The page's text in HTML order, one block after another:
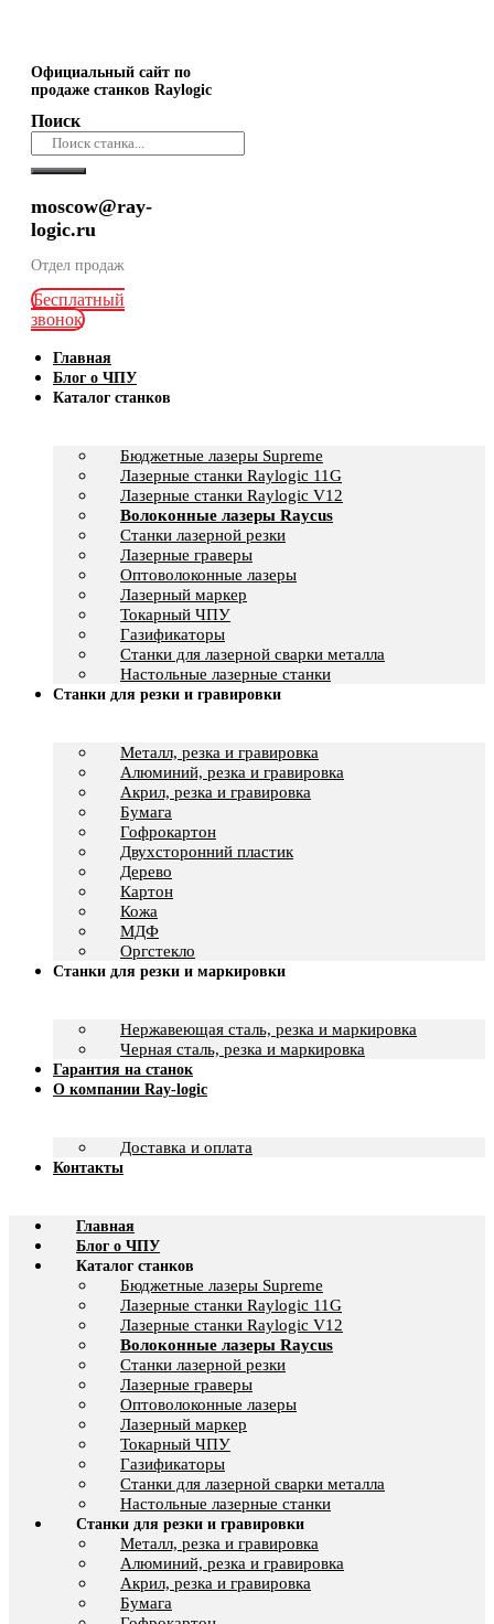
Официальный сайт по
продаже станков Raylogic
Поиск
moscow@ray-
logic.ru
Отдел продаж
Бесплатный
звонок
Главная
Блог о ЧПУ
Каталог станков
Бюджетные лазеры Supreme
Лазерные станки Raylogic 11G
Лазерные станки Raylogic V12
Волоконные лазеры Raycus
Станки лазерной резки
Лазерные граверы
Оптоволоконные лазеры
Лазерный маркер
Токарный ЧПУ
Газификаторы
Cтанки для лазерной сварки металла
Настольные лазерные станки
Станки для резки и гравировки
Металл, резка и гравировка
Алюминий, резка и гравировка
Акрил, резка и гравировка
Бумага
Гофрокартон
Двухсторонний пластик
Дерево
Картон
Кожа
МДФ
Оргстекло
Станки для резки и маркировки
Нержавеющая сталь, резка и маркировка
Черная сталь, резка и маркировка
Гарантия на станок
О компании Ray-logic
Доставка и оплата
Контакты
Главная
Блог о ЧПУ
Каталог станков
Бюджетные лазеры Supreme
Лазерные станки Raylogic 11G
Лазерные станки Raylogic V12
Волоконные лазеры Raycus
Станки лазерной резки
Лазерные граверы
Оптоволоконные лазеры
Лазерный маркер
Токарный ЧПУ
Газификаторы
Cтанки для лазерной сварки металла
Настольные лазерные станки
Станки для резки и гравировки
Металл, резка и гравировка
Алюминий, резка и гравировка
Акрил, резка и гравировка
Бумага